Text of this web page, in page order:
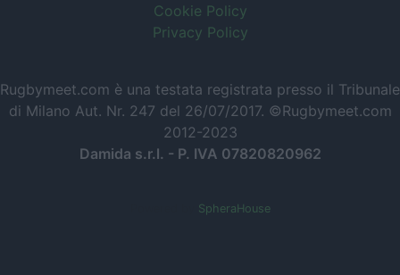
Cookie Policy
Privacy Policy
Rugbymeet.com è una testata registrata presso il Tribunale
di Milano Aut. Nr. 247 del 26/07/2017. ©Rugbymeet.com
2012-2023
Damida s.r.l. - P. IVA 07820820962
SpheraHouse